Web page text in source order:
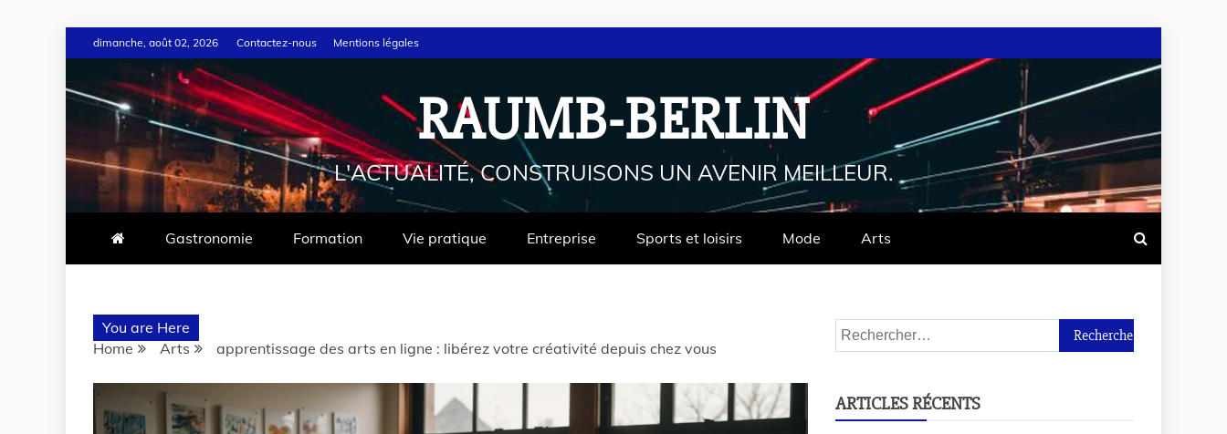
dimanche, août 02, 2026 Contactez-nous Mentions légales
RAUMB-BERLIN
L'ACTUALITÉ, CONSTRUISONS UN AVENIR MEILLEUR.
Gastronomie Formation Vie pratique Entreprise Sports et loisirs Mode Arts
You are Here
Home
Arts apprentissage des arts en ligne : libérez votre créativité depuis chez vous
ARTICLES RÉCENTS